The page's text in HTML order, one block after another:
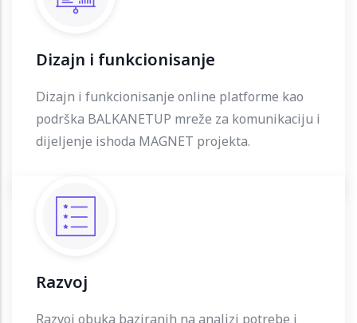
Dizajn i funkcionisanje
Dizajn i funkcionisanje online platforme kao
podrška BALKANETUP mreže za komunikaciju i
dijeljenje ishoda MAGNET projekta.
Razvoj
Razvoj obuka baziranih na analizi potrebe i